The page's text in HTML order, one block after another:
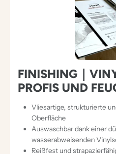
FINISHING｜
PROFIS UND
Vliesartige, strukturierte
Oberfläche
Auswaschbar dank einer
wasserabweisenden
Reißfest und